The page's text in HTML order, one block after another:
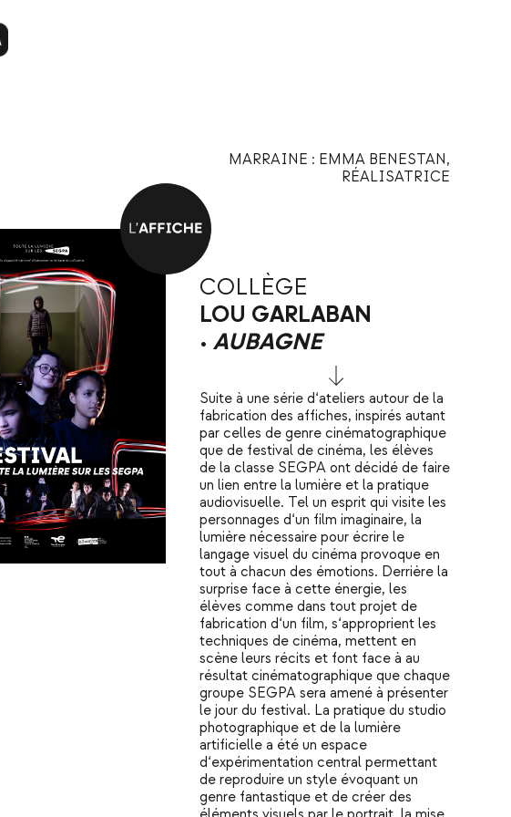
MARRAINE : EMMA BENESTAN,
RÉALISATRICE
COLLÈGE
LOU GARLABAN
• AUBAGNE
Suite à une série d‘ateliers autour de la
fabrication des affiches, inspirés autant
par celles de genre cinématographique
que de festival de cinéma, les élèves
de la classe SEGPA ont décidé de faire
un lien entre la lumière et la pratique
audiovisuelle. Tel un esprit qui visite les
personnages d‘un film imaginaire, la
lumière nécessaire pour écrire le
langage visuel du cinéma provoque en
tout à chacun des émotions. Derrière la
surprise face à cette énergie, les
élèves comme dans tout projet de
fabrication d‘un film, s‘approprient les
techniques de cinéma, mettent en
scène leurs récits et font face à au
résultat cinématographique que chaque
groupe SEGPA sera amené à présenter
le jour du festival. La pratique du studio
photographique et de la lumière
artificielle a été un espace
d‘expérimentation central permettant
de reproduire un style évoquant un
genre fantastique et de créer des